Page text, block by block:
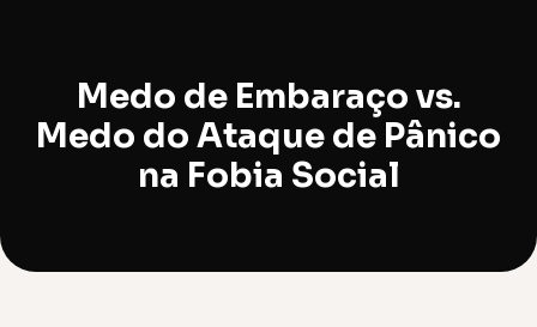
Medo de Embaraço vs.
Medo do Ataque de Pânico
na Fobia Social